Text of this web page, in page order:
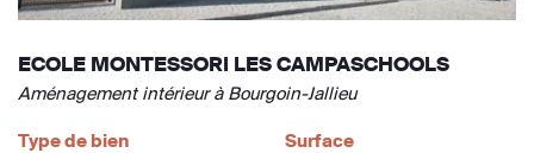
ECOLE MONTESSORI LES CAMPASCHOOLS
Aménagement intérieur à Bourgoin-Jallieu
Type de bien
Surface